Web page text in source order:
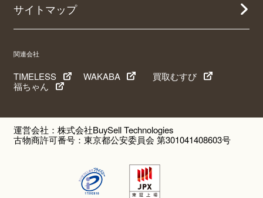
サイトマップ
関連会社
TIMELESS WAKABA
買取むすび
福ちゃん
運営会社：株式会社BuySell Technologies
古物商許可番号：東京都公安委員会 第301041408603号